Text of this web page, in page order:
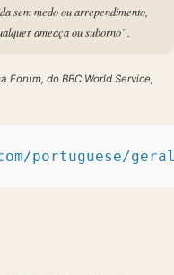
sem medo ou arrependimento,
ameaça ou suborno”.
Forum, do BBC World Service,
portuguese/